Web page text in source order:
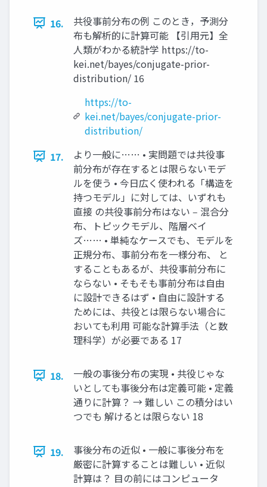
16.
共役事前分布の例 このとき，予測分
布も解析的に計算可能 【引用元】全
人類がわかる統計学 https://to-
kei.net/bayes/conjugate-prior-
distribution/ 16
https://to-
kei.net/bayes/conjugate-prior-
distribution/
17.
より一般に…… • 実問題では共役事
前分布が存在するとは限らないモデ
ルを使う • 今日広く使われる「構造を
持つモデル」に対しては、いずれも
直接 の共役事前分布はない ‒ 混合分
布、トピックモデル、階層ベイ
ズ…… • 単純なケースでも、モデルを
正規分布、事前分布を一様分布、 と
することもあるが、共役事前分布に
ならない • そもそも事前分布は自由
に設計できるはず • 自由に設計する
ためには、共役とは限らない場合に
おいても利用 可能な計算手法（と数
理科学）が必要である 17
18.
一般の事後分布の実現 • 共役じゃな
いとしても事後分布は定義可能 • 定義
通りに計算？ → 難しい この積分はい
つでも 解けるとは限らない 18
19.
事後分布の近似 • 一般に事後分布を
厳密に計算することは難しい • 近似
計算は？ 目の前にはコンピュータ